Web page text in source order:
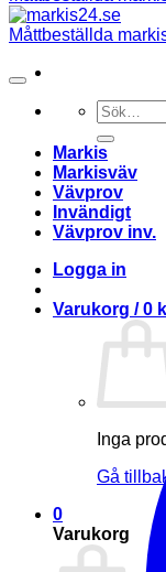
Sök
efter:
Markis
Markisväv
Vävprov
Invändigt
Vävprov inv.
Logga in
Varukorg /0
Inga
Gå
0
Varukorg